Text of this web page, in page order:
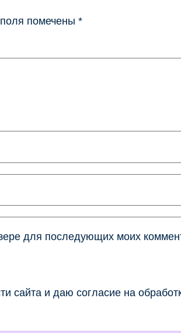
помечены *
для последующих моих
сайта и даю согласие на